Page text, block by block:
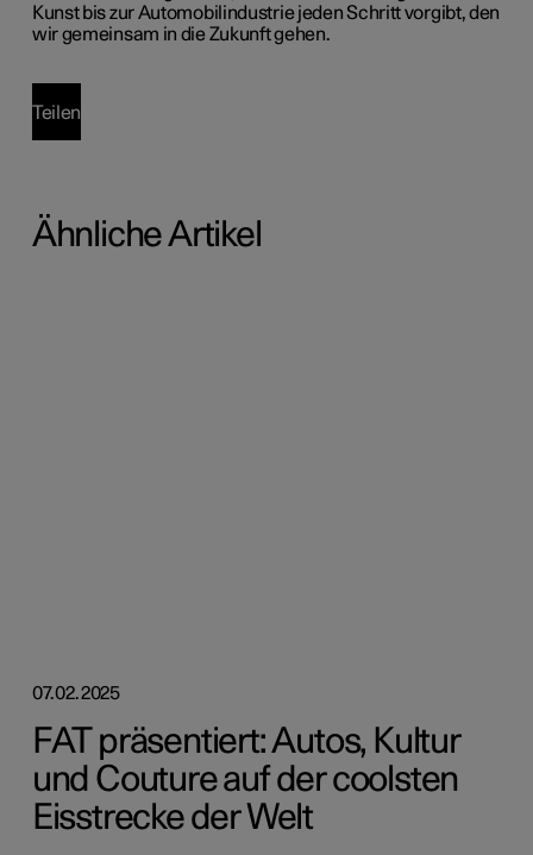
Kunst bis zur Automobilindustrie jeden Schritt vorgibt, den
wir gemeinsam in die Zukunft gehen.
Teilen
Ähnliche Artikel
07.02.2025
FAT präsentiert: Autos, Kultur
und Couture auf der coolsten
Eisstrecke der Welt